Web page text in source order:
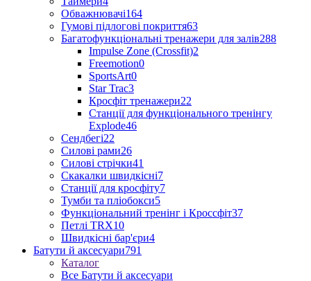
Обважнювачі164
Гумові підлогові покриття63
Багатофункціональні тренажери для залів288
Impulse Zone (Crossfit)2
Freemotion0
SportsArt0
Star Trac3
Кросфіт тренажери22
Станції для функціонального тренінгу
Explode46
Сендбегі22
Силові рами26
Силові стрічки41
Скакалки швидкісні7
Станції для кросфіту7
Тумби та пліобокси5
Функціональний тренінг і Кроссфіт37
Петлі TRX10
Швидкісні бар'єри4
Батути й аксесуари791
Каталог
Все Батути й аксесуари